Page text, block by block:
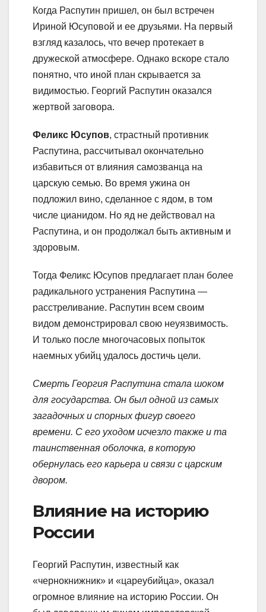
Когда Распутин пришел, он был встречен
Ириной Юсуповой и ее друзьями. На первый
взгляд казалось, что вечер протекает в
дружеской атмосфере. Однако вскоре стало
понятно, что иной план скрывается за
видимостью. Георгий Распутин оказался
жертвой заговора.
Феликс Юсупов, страстный противник
Распутина, рассчитывал окончательно
избавиться от влияния самозванца на
царскую семью. Во время ужина он
подложил вино, сделанное с ядом, в том
числе цианидом. Но яд не действовал на
Распутина, и он продолжал быть активным и
здоровым.
Тогда Феликс Юсупов предлагает план более
радикального устранения Распутина —
расстреливание. Распутин всем своим
видом демонстрировал свою неуязвимость.
И только после многочасовых попыток
наемных убийц удалось достичь цели.
Смерть Георгия Распутина стала шоком
для государства. Он был одной из самых
загадочных и спорных фигур своего
времени. С его уходом исчезло также и та
таинственная оболочка, в которую
обернулась его карьера и связи с царским
двором.
Влияние на историю
России
Георгий Распутин, известный как
«чернокнижник» и «цареубийца», оказал
огромное влияние на историю России. Он